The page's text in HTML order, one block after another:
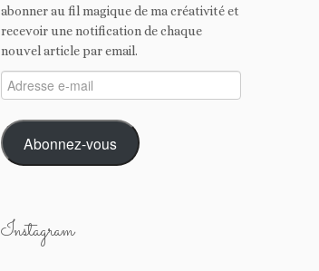
abonner au fil magique de ma créativité et
recevoir une notification de chaque
nouvel article par email.
Adresse
e-
mail
Abonnez-vous
Instagram